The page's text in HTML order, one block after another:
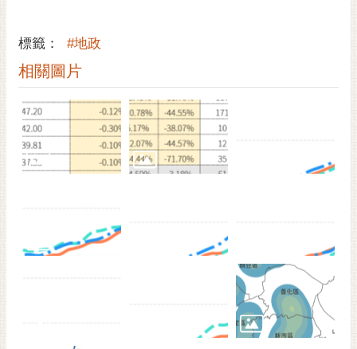
標籤： #地政
相關圖片